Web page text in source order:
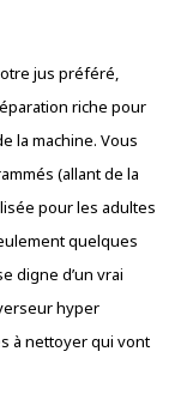
jus préféré,
riche pour
la machine. Vous
(allant de la
pour les adultes
quelques
digne d’un vrai
hyper
à nettoyer qui vont